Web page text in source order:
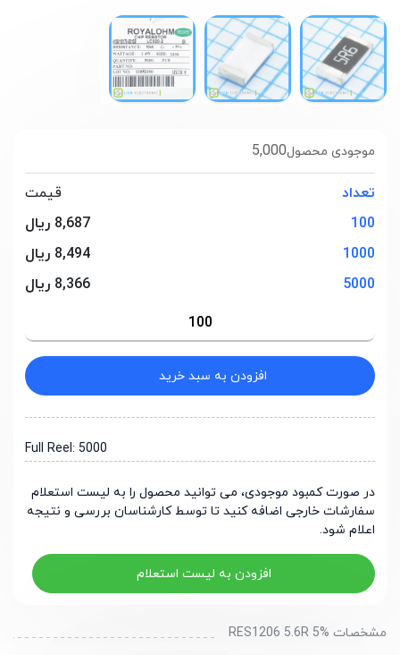
5,000موجودی محصول
تعداد
قیمت
100
8,687 ریال
1000
8,494 ریال
5000
8,366 ریال
افزودن به سبد خرید
Full Reel: 5000
در صورت کمبود موجودی، می توانید محصول را به لیست استعلام
سفارشات خارجی اضافه کنید تا توسط کارشناسان بررسی و نتیجه
اعلام شود.
افزودن به لیست استعلام
مشخصات RES1206 5.6R 5%